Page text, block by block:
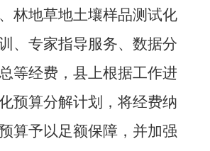
林地草地土壤样品测试化
、专家指导服务、数据分
等经费， 县上根据工作进
预算分解计划，将经费纳
算予以足额保障，并加强